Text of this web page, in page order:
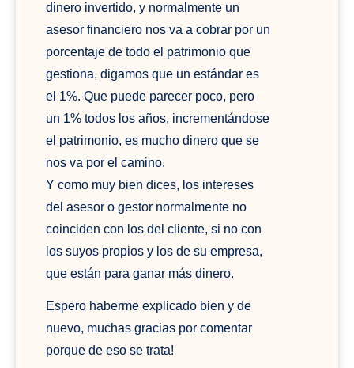
dinero invertido, y normalmente un
asesor financiero nos va a cobrar por un
porcentaje de todo el patrimonio que
gestiona, digamos que un estándar es
el 1%. Que puede parecer poco, pero
un 1% todos los años, incrementándose
el patrimonio, es mucho dinero que se
nos va por el camino.
Y como muy bien dices, los intereses
del asesor o gestor normalmente no
coinciden con los del cliente, si no con
los suyos propios y los de su empresa,
que están para ganar más dinero.
Espero haberme explicado bien y de
nuevo, muchas gracias por comentar
porque de eso se trata!